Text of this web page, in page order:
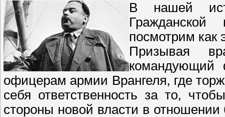
В нашей
посмотрим как
Призывая
командующий
офицерам армии Врангеля, где
себя ответственность за то,
стороны новой власти в